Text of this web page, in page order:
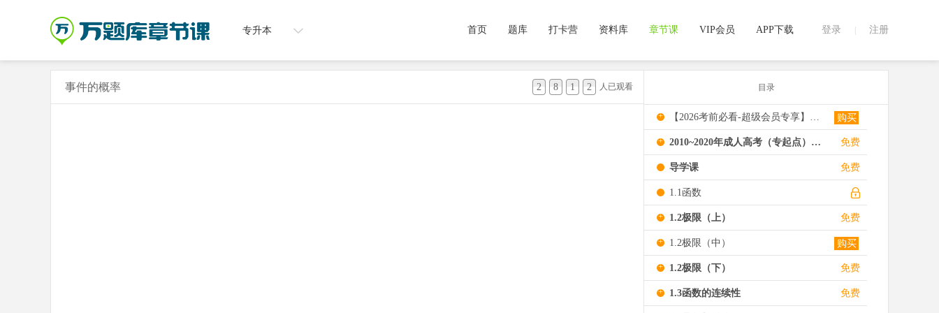
专升本 登录 注册
首页 题库 打卡营 资料库 章节课 VIP会员 APP下载
事件的概率 2 8 1 2 人已观看 目录
+ 【2026考前必看-超级会员专享】密押考试宝典 购买
+ 2010~2020年成人高考（专起点）《高等数学（二）》视频解析 免费
导学课 免费
1.1函数
+ 1.2极限（上） 免费
+ 1.2极限（中） 购买
+ 1.2极限（下） 免费
+ 1.3函数的连续性 免费